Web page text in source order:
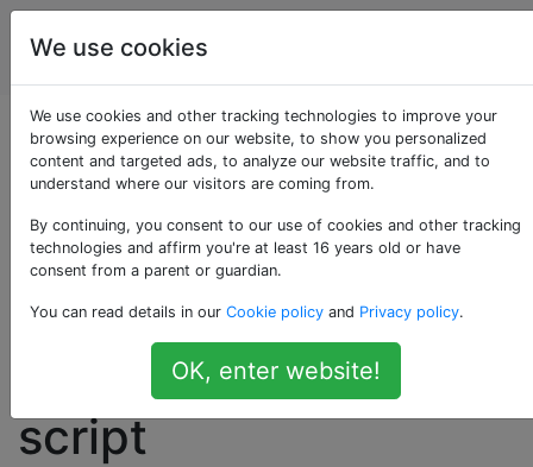
Unix &
Linux
La manière
«appropriée» de
tester si un service
est en cours
d'exécution dans un
script
We use cookies
We use cookies and other tracking technologies to improve your
browsing experience on our website, to show you personalized
content and targeted ads, to analyze our website traffic, and to
understand where our visitors are coming from.
By continuing, you consent to our use of cookies and other tracking
technologies and affirm you're at least 16 years old or have
consent from a parent or guardian.
You can read details in our Cookie policy and Privacy policy.
OK, enter website!